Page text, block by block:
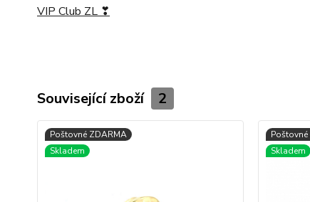
VIP Club ZL ❣
Související zboží 2